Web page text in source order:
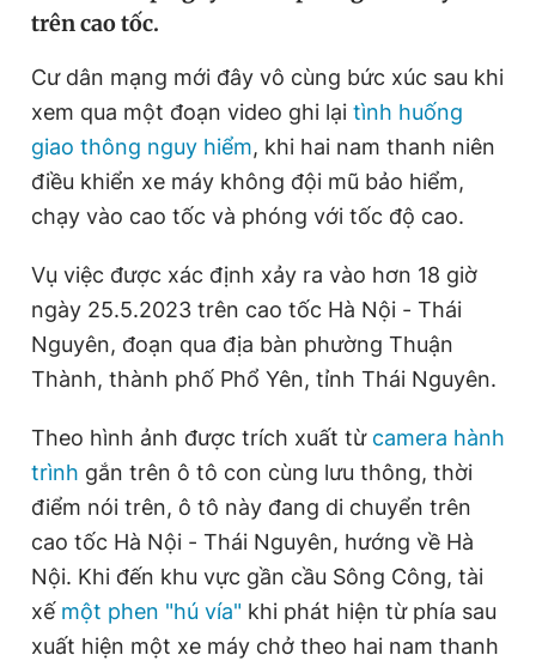
Sản phẩm khác
Tiện ích Bạn cần biết
Thông tin tòa soạn Liên hệ quảng cáo
Đọc Thanh Niên trên điện thoại
Theo dõi báo trên
Hotline
0906 645 777
Liên hệ quảng cáo
0908 780 404
trên cao tốc.
Cư dân mạng mới đây vô cùng bức xúc sau khi
xem qua một đoạn video ghi lại tình huống
giao thông nguy hiểm, khi hai nam thanh niên
điều khiển xe máy không đội mũ bảo hiểm,
chạy vào cao tốc và phóng với tốc độ cao.
Vụ việc được xác định xảy ra vào hơn 18 giờ
ngày 25.5.2023 trên cao tốc Hà Nội - Thái
Nguyên, đoạn qua địa bàn phường Thuận
Thành, thành phố Phổ Yên, tỉnh Thái Nguyên.
Theo hình ảnh được trích xuất từ camera hành
trình gắn trên ô tô con cùng lưu thông, thời
điểm nói trên, ô tô này đang di chuyển trên
cao tốc Hà Nội - Thái Nguyên, hướng về Hà
Nội. Khi đến khu vực gần cầu Sông Công, tài
xế một phen "hú vía" khi phát hiện từ phía sau
xuất hiện một xe máy chở theo hai nam thanh